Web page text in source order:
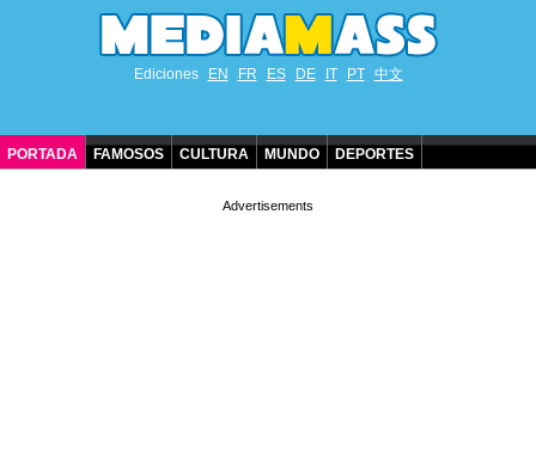
Ediciones EN FR ES DE IT PT 中文
PORTADA FAMOSOS CULTURA MUNDO DEPORTES